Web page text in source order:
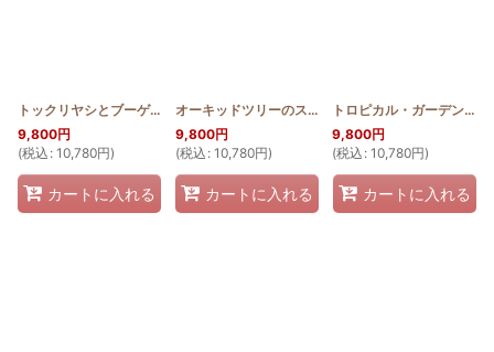
トックリヤシとブーゲンビリアのステンドグラスキルトタペストリー50cm×80cm
9,800円
(税込 : 10,780円)
カートに入れる
オーキッドツリーのステンドグラスキルトタペストリー50cm×80cm
9,800円
(税込 : 10,780円)
カートに入れる
トロピカル・ガーデンのステンドグラスキルトタペストリー50cm×80cm
9,800円
(税込 : 10,780円)
カートに入れる